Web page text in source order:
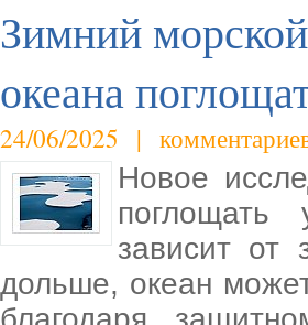
Зимний
океана
24/06/2025 |
Новое
поглощать
зависит от
дольше, океан